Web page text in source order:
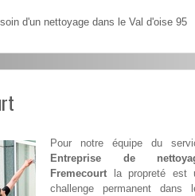
d'un nettoyage dans le Val d'oise 95
Pour notre équipe du
Entreprise de
Fremecourt la propreté est
challenge permanent dans